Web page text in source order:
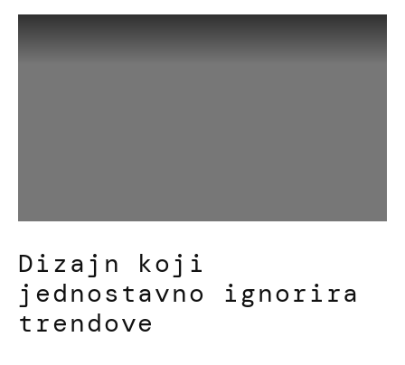
Dizajn koji
jednostavno ignorira
trendove